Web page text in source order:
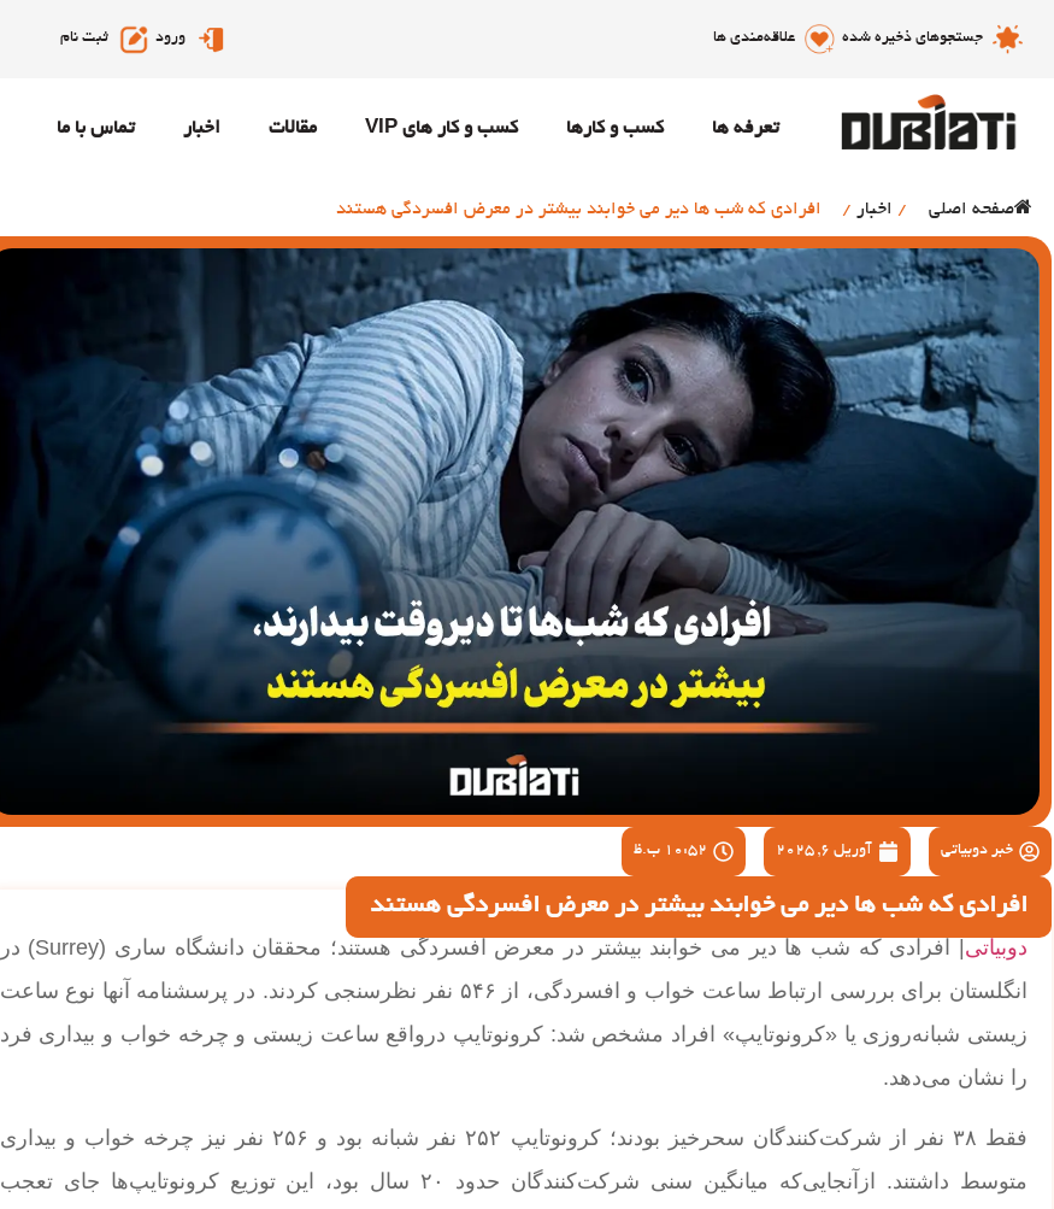
جستجوهای ذخیره شده علاقه‌مندی ها ورود ثبت نام
تعرفه ها کسب و کارها کسب و کار های VIP مقالات اخبار تماس با ما
صفحه اصلی / اخبار / افرادی که شب ها دیر می خوابند بیشتر در معرض افسردگی هستند
خبر دوبیاتی آوریل 6, 2025 10:52 ب.ظ
افرادی که شب ها دیر می خوابند بیشتر در معرض افسردگی هستند
دوبیاتی
| افرادی که شب ها دیر می خوابند بیشتر در معرض افسردگی هستند؛ محققان دانشگاه ساری (Surrey) در
انگلستان برای بررسی ارتباط ساعت خواب و افسردگی، از ۵۴۶ نفر نظرسنجی کردند. در پرسشنامه آنها نوع ساعت
زیستی شبانه‌روزی یا «کرونوتایپ» افراد مشخص شد: کرونوتایپ درواقع ساعت زیستی و چرخه خواب و بیداری فرد
را نشان می‌دهد.
فقط ۳۸ نفر از شرکت‌کنندگان سحرخیز بودند؛ کرونوتایپ ۲۵۲ نفر شبانه بود و ۲۵۶ نفر نیز چرخه خواب و بیداری
متوسط داشتند. ازآنجایی‌که میانگین سنی شرکت‌کنندگان حدود ۲۰ سال بود، این توزیع کرونوتایپ‌ها جای تعجب